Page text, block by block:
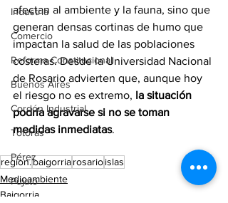
Industria
Comercio
Reforma Constitucional
Buenos Aires
Cordón Industrial
Totoras
Pérez
Pujato
afectan al ambiente y la fauna, sino que
generan densas cortinas de humo que
impactan la salud de las poblaciones
costeras. Desde la Universidad Nacional
de Rosario advierten que, aunque hoy
el riesgo no es extremo, la situación
podría agravarse si no se toman
medidas inmediatas.
region.baigorriarosarioislas
Medioambiente
Baigorria